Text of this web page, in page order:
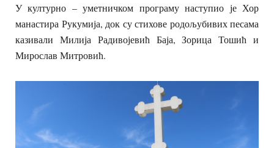
У културно – уметничком програму наступио је Хор
манастира Рукумија, док су стихове родољубивих песама
казивали Милија Радивојевић Баја, Зорица Тошић и
Мирослав Митровић.